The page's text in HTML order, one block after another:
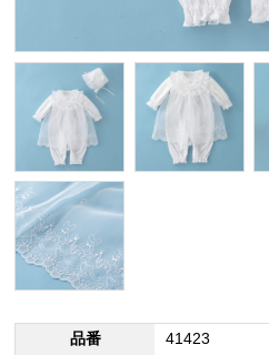
品番
41423